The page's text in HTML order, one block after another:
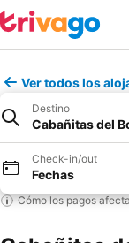
Ver todos los
Destino
Cabañitas del
Check-in/out
Fechas
Cómo los pagos